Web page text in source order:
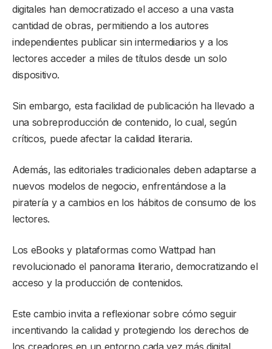
digitales han democratizado el acceso a una vasta
cantidad de obras, permitiendo a los autores
independientes publicar sin intermediarios y a los
lectores acceder a miles de títulos desde un solo
dispositivo.
Sin embargo, esta facilidad de publicación ha llevado a
una sobreproducción de contenido, lo cual, según
críticos, puede afectar la calidad literaria.
Además, las editoriales tradicionales deben adaptarse a
nuevos modelos de negocio, enfrentándose a la
piratería y a cambios en los hábitos de consumo de los
lectores.
Los eBooks y plataformas como Wattpad han
revolucionado el panorama literario, democratizando el
acceso y la producción de contenidos.
Este cambio invita a reflexionar sobre cómo seguir
incentivando la calidad y protegiendo los derechos de